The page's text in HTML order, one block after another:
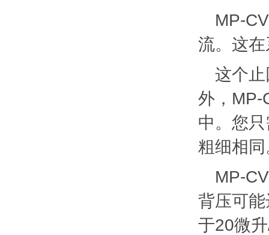
MP-
流。这
这个
外，MP-
中。您
粗细相同
MP-
背压可
于20微